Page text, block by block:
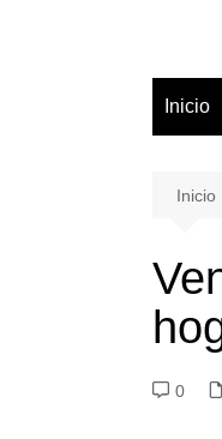
Inicio
Inicio
0